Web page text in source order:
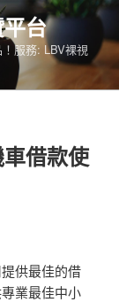
台
服務: LBV裸視
借款使
供最佳的借
業最佳中小